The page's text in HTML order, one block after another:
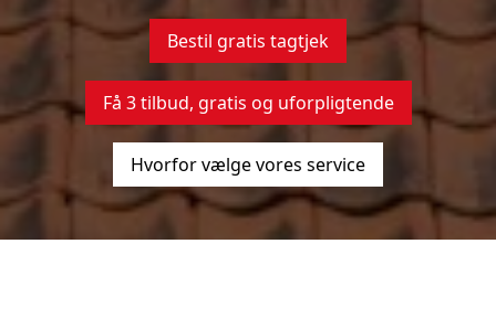
Bestil gratis tagtjek
Få 3 tilbud, gratis og uforpligtende
Hvorfor vælge vores service